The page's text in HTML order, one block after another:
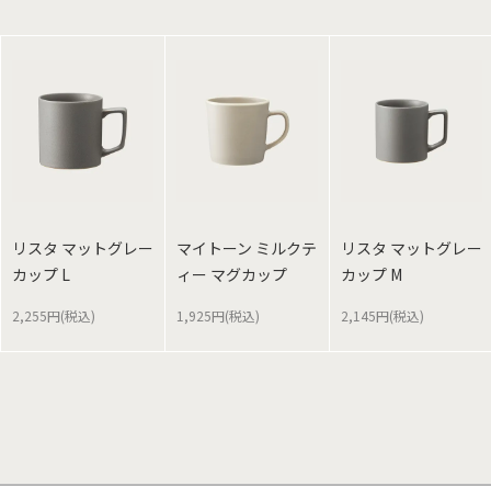
リスタ マットグレー
カップ L
2,255円(税込)
マイトーン ミルクテ
ィー マグカップ
1,925円(税込)
リスタ マットグレー
カップ M
2,145円(税込)